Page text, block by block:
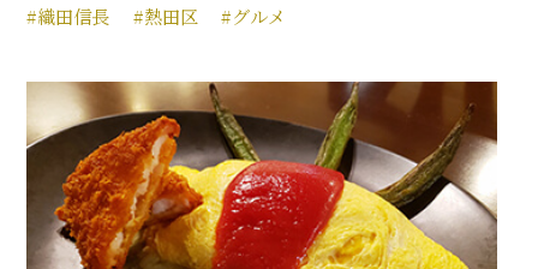
#織田信長 #熱田区 #グルメ